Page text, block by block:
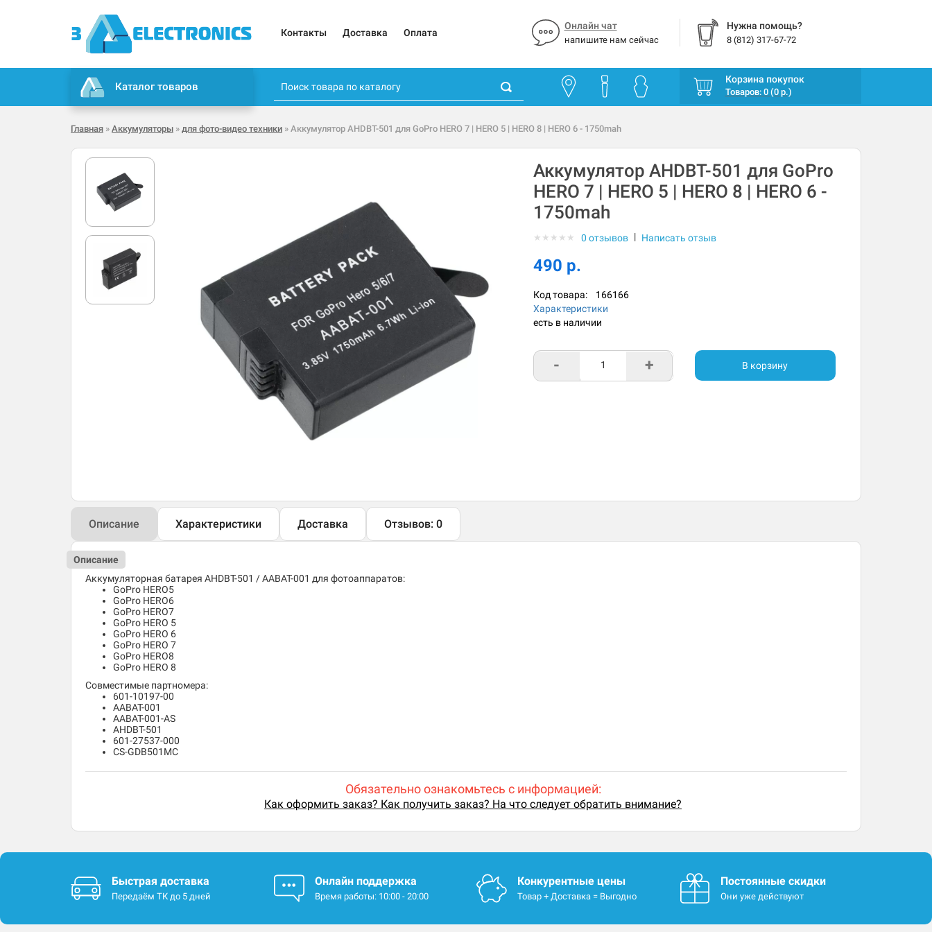
Контакты Доставка Оплата
Онлайн чат
напишите нам сейчас
Нужна помощь?
8 (812) 317-67-72
Каталог товаров
Корзина покупок
Товаров: 0 (0 р.)
Главная » Аккумуляторы » для фото-видео техники » Аккумулятор AHDBT-501 для GoPro HERO 7 | HERO 5 | HERO 8 | HERO 6 - 1750mah
Аккумулятор AHDBT-501 для GoPro
HERO 7 | HERO 5 | HERO 8 | HERO 6 -
1750mah
★ ★ ★ ★ ★ 0 отзывов | Написать отзыв
490 р.
Код товара: 166166
Характеристики
есть в наличии
- + В корзину
Описание Характеристики Доставка Отзывов: 0
Описание
Аккумуляторная батарея AHDBT-501 / AABAT-001 для фотоаппаратов:
GoPro HERO5
GoPro HERO6
GoPro HERO7
GoPro HERO 5
GoPro HERO 6
GoPro HERO 7
GoPro HERO8
GoPro HERO 8
Совместимые партномера:
601-10197-00
AABAT-001
AABAT-001-AS
AHDBT-501
601-27537-000
CS-GDB501MC
Обязательно ознакомьтесь с информацией:
Как оформить заказ? Как получить заказ? На что следует обратить внимание?
Быстрая доставка
Передаём ТК до 5 дней
Онлайн поддержка
Время работы: 10:00 - 20:00
Конкурентные цены
Товар + Доставка = Выгодно
Постоянные скидки
Они уже действуют